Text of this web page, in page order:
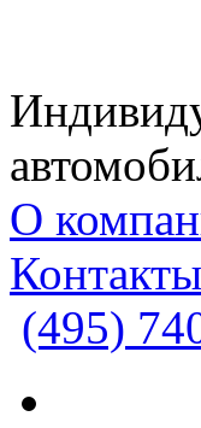
О
Контакты
(495)